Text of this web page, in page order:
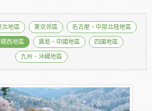
北地區 東京郊區 名古屋、中部北陸地區
西地區 廣島、中國地區 四國地區
九州、沖繩地區